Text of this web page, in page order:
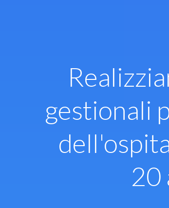
gestionali
20